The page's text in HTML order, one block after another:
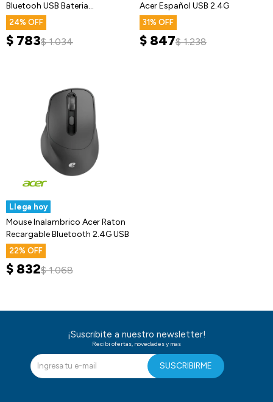
Bluetooh USB Bateria
Recargable
24
$ 783$ 1.034
Acer Español USB 2.4G
31
$ 847$ 1.238
Llega hoy
Mouse Inalambrico Acer Raton
Recargable Bluetooth 2.4G USB
22
$ 832$ 1.068
¡Suscribite a nuestro newsletter!
Recibi ofertas, novedades y mas
SUSCRIBIRME